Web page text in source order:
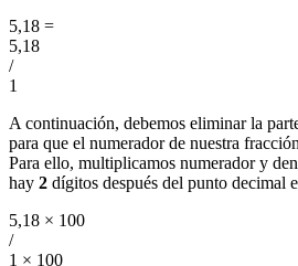
5,18 =
5,18
/
1
A continuación, debemos eliminar la
para que el numerador de nuestra
Para ello, multiplicamos numerador y
hay 2 dígitos después del punto decimal
5,18 × 100
/
1 × 100